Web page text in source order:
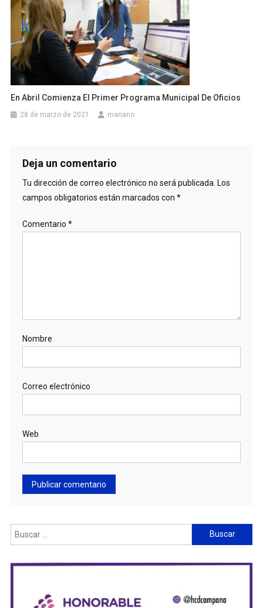
En Abril Comienza El Primer Programa Municipal De Oficios
28 de marzo de 2021 mariano
Deja un comentario
Tu dirección de correo electrónico no será publicada. Los
campos obligatorios están marcados con *
Comentario *
Nombre
Correo electrónico
Web
Buscar: